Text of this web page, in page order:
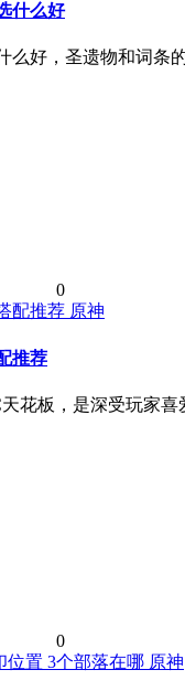
什么好
么好，圣遗物和词条
0
原神
推荐
花板，是深受玩家
0
原神